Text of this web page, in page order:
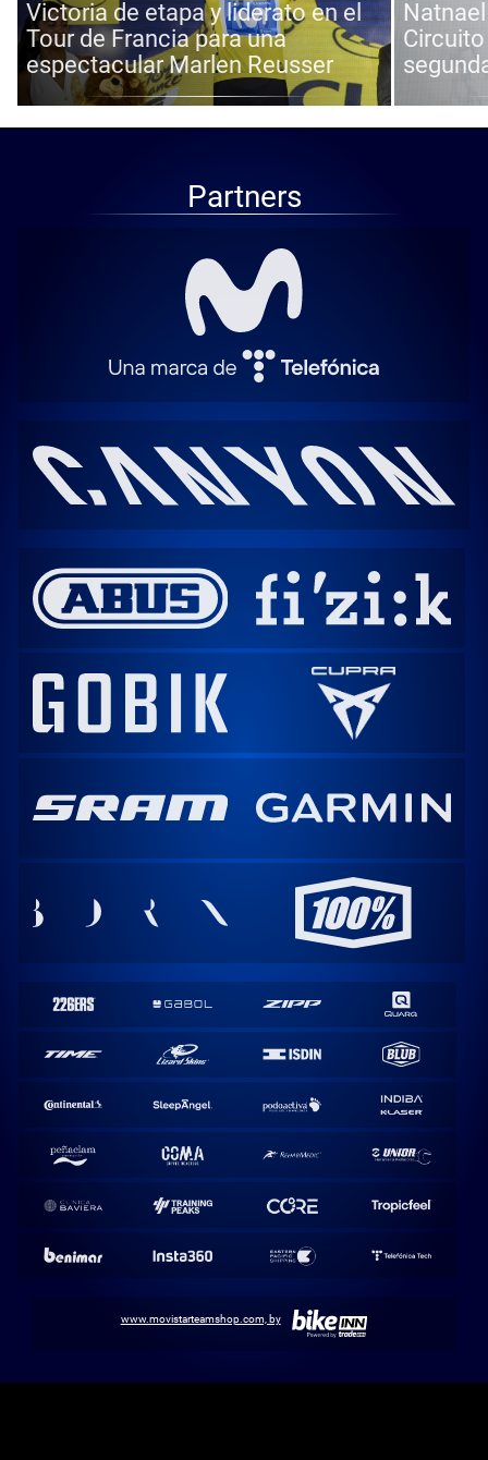
Victoria de etapa y liderato en el
Tour de Francia para una
espectacular Marlen Reusser
Partners
www.movistarteamshop.com, by